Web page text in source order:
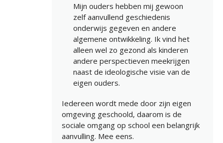
Mijn ouders hebben mij gewoon
zelf aanvullend geschiedenis
onderwijs gegeven en andere
algemene ontwikkeling. Ik vind het
alleen wel zo gezond als kinderen
andere perspectieven meekrijgen
naast de ideologische visie van de
eigen ouders.
Iedereen wordt mede door zijn eigen
omgeving geschoold, daarom is de
sociale omgang op school een belangrijk
aanvulling. Mee eens.